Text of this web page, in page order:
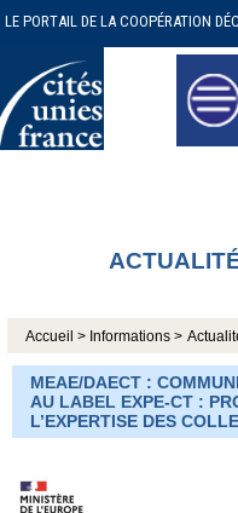
LE PORTAIL DE LA COOPÉRATION
Accueil > Informations >
MEAE/DAECT :
AU LABEL EXPE-CT :
L’EXPERTISE DES